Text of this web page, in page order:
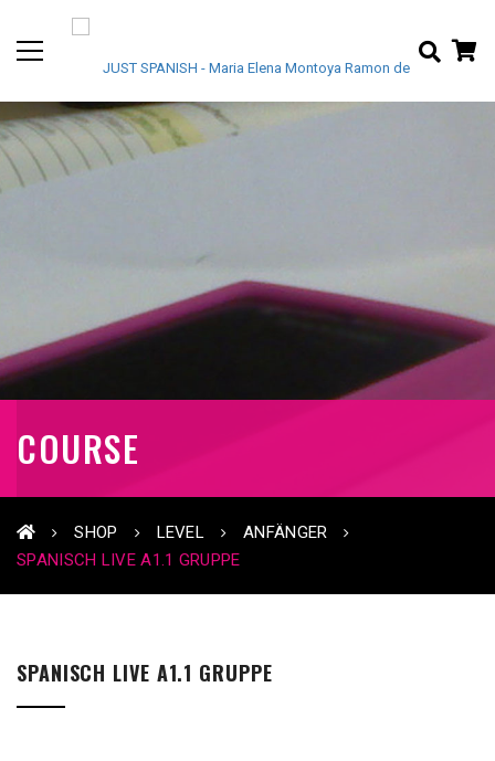
COURSE
SHOP LEVEL
ANFÄNGER
SPANISCH LIVE A1.1 GRUPPE
SPANISCH LIVE A1.1 GRUPPE